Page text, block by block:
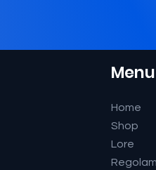
Menu
Home
Shop
Lore